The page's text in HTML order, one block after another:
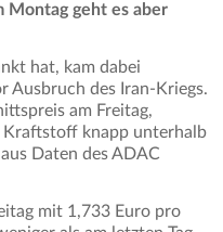
Montag geht es aber
hat, kam dabei
Ausbruch des Iran-Kriegs.
am Freitag,
Kraftstoff knapp unterhalb
Daten des ADAC
mit 1,733 Euro pro